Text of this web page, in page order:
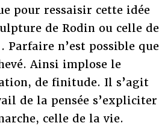
pour ressaisir cette idée
de Rodin ou celle de
. Parfaire n’est possible que
Ainsi implose le
de finitude. Il s’agit
de la pensée s’expliciter
celle de la vie.